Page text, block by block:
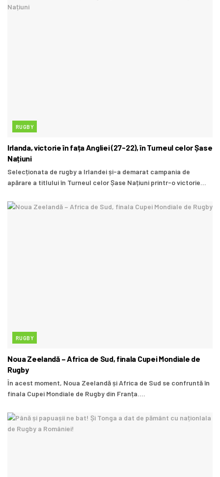
RUGBY
Irlanda, victorie în fața Angliei (27-22), în Turneul celor Șase
Națiuni
Selecționata de rugby a Irlandei și-a demarat campania de
apărare a titlului în Turneul celor Șase Națiuni printr-o victorie...
RUGBY
Noua Zeelandă – Africa de Sud, finala Cupei Mondiale de
Rugby
În acest moment, Noua Zeelandă și Africa de Sud se confruntă în
finala Cupei Mondiale de Rugby din Franța....